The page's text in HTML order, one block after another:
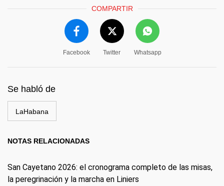
COMPARTIR
Facebook Twitter Whatsapp
Se habló de
LaHabana
NOTAS RELACIONADAS
San Cayetano 2026: el cronograma completo de las misas,
la peregrinación y la marcha en Liniers